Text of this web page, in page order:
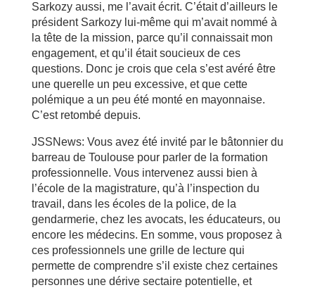
Sarkozy aussi, me l’avait écrit. C’était d’ailleurs le
président Sarkozy lui-même qui m’avait nommé à
la tête de la mission, parce qu’il connaissait mon
engagement, et qu’il était soucieux de ces
questions. Donc je crois que cela s’est avéré être
une querelle un peu excessive, et que cette
polémique a un peu été monté en mayonnaise.
C’est retombé depuis.
JSSNews: Vous avez été invité par le bâtonnier du
barreau de Toulouse pour parler de la formation
professionnelle. Vous intervenez aussi bien à
l’école de la magistrature, qu’à l’inspection du
travail, dans les écoles de la police, de la
gendarmerie, chez les avocats, les éducateurs, ou
encore les médecins. En somme, vous proposez à
ces professionnels une grille de lecture qui
permette de comprendre s’il existe chez certaines
personnes une dérive sectaire potentielle, et